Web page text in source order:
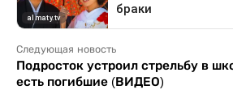
Следующая новость
Подросток устроил стрельбу в
есть погибшие (ВИДЕО)